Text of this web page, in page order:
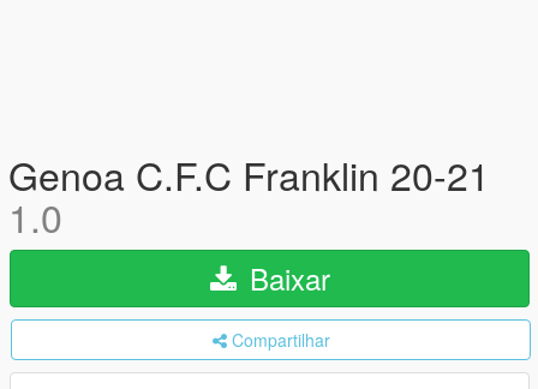
Genoa C.F.C Franklin 20-21
1.0
Baixar
Compartilhar